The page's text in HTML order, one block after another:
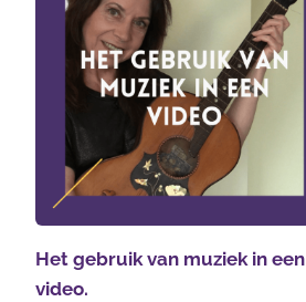
Het gebruik van muziek in een
video.